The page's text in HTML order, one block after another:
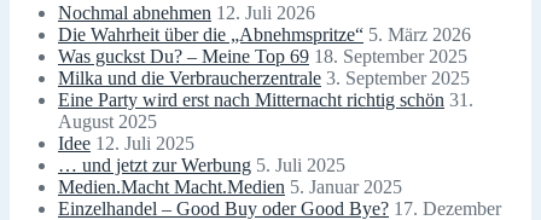
Nochmal abnehmen 12. Juli 2026
Die Wahrheit über die „Abnehmspritze“ 5. März 2026
Was guckst Du? – Meine Top 69 18. September 2025
Milka und die Verbraucherzentrale 3. September 2025
Eine Party wird erst nach Mitternacht richtig schön 31.
August 2025
Idee 12. Juli 2025
… und jetzt zur Werbung 5. Juli 2025
Medien.Macht Macht.Medien 5. Januar 2025
Einzelhandel – Good Buy oder Good Bye? 17. Dezember